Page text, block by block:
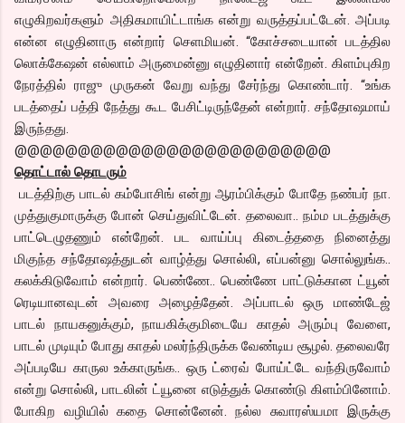
எழுகிறவர்களும் அதிகமாயிட்டாங்க என்று வருத்தப்பட்டேன். அப்படி
என்ன எழுதினாரு என்றார் செளமியன். “கோச்சடையான் படத்தில
லொக்கேஷன் எல்லாம் அருமைன்னு எழுதினார் என்றேன். கிளம்புகிற
நேரத்தில் ராஜு முருகன் வேறு வந்து சேர்ந்து கொண்டார். “உங்க
படத்தைப் பத்தி நேத்து கூட பேசிட்டிருந்தேன் என்றார். சந்தோஷமாய்
இருந்தது.
@@@@@@@@@@@@@@@@@@@@@@@@@
தொட்டால் தொடரும்
படத்திற்கு பாடல் கம்போசிங் என்று ஆரம்பிக்கும் போதே நண்பர் நா.
முத்துகுமாருக்கு போன் செய்துவிட்டேன். தலைவா.. நம்ம படத்துக்கு
பாட்டெழுதணும் என்றேன். பட வாய்ப்பு கிடைத்ததை நினைத்து
மிகுந்த சந்தோஷத்துடன் வாழ்த்து சொல்லி, எப்பன்னு சொல்லுங்க..
கலக்கிடுவோம் என்றார். பெண்ணே.. பெண்ணே பாட்டுக்கான ட்யூன்
ரெடியானவுடன் அவரை அழைத்தேன். அப்பாடல் ஒரு மாண்டேஜ்
பாடல் நாயகனுக்கும், நாயகிக்குமிடையே காதல் அரும்பு வேளை,
பாடல் முடியும் போது காதல் மலர்ந்திருக்க வேண்டிய சூழல். தலைவரே
அப்படியே காருல உக்காருங்க.. ஒரு ட்ரைவ் போய்ட்டே வந்திருவோம்
என்று சொல்லி, பாடலின் ட்யூனை எடுத்துக் கொண்டு கிளம்பினோம்.
போகிற வழியில் கதை சொன்னேன். நல்ல சுவாரஸ்யமா இருக்கு